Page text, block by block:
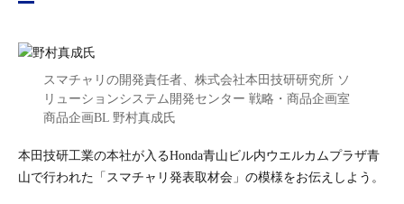
スマチャリの開発責任者、株式会社本田技研研究所 ソ
リューションシステム開発センター 戦略・商品企画室
商品企画BL 野村真成氏
本田技研工業の本社が入るHonda青山ビル内ウエルカムプラザ青
山で行われた「スマチャリ発表取材会」の模様をお伝えしよう。